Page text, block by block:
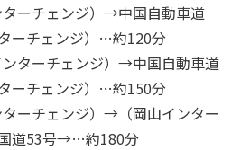
ーチェンジ）→中国自動車道
ーチェンジ）…約120分
ターチェンジ）→中国自動車道
ーチェンジ）…約150分
ーチェンジ）→（岡山インター
道53号→…約180分